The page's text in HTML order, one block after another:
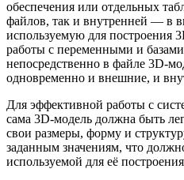
обеспечения или отдельных
файлов, так и внутренней — в
используемую для построения
работы с переменными и
непосредственно в файле 3D-
одновременно и внешние, и
Для эффективной работы с
сама 3D-модель должна быть
свои размеры, форму и
заданным значениям, что
используемой для её